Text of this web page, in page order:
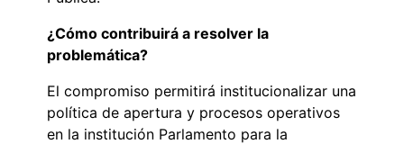
¿Cómo contribuirá a resolver la
problemática?
El compromiso permitirá institucionalizar una
política de apertura y procesos operativos
en la institución Parlamento para la